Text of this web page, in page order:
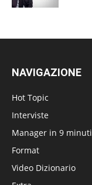
NAVIGAZIONE
Hot Topic
Interviste
Manager in 9 minuti
Format
Video Dizionario